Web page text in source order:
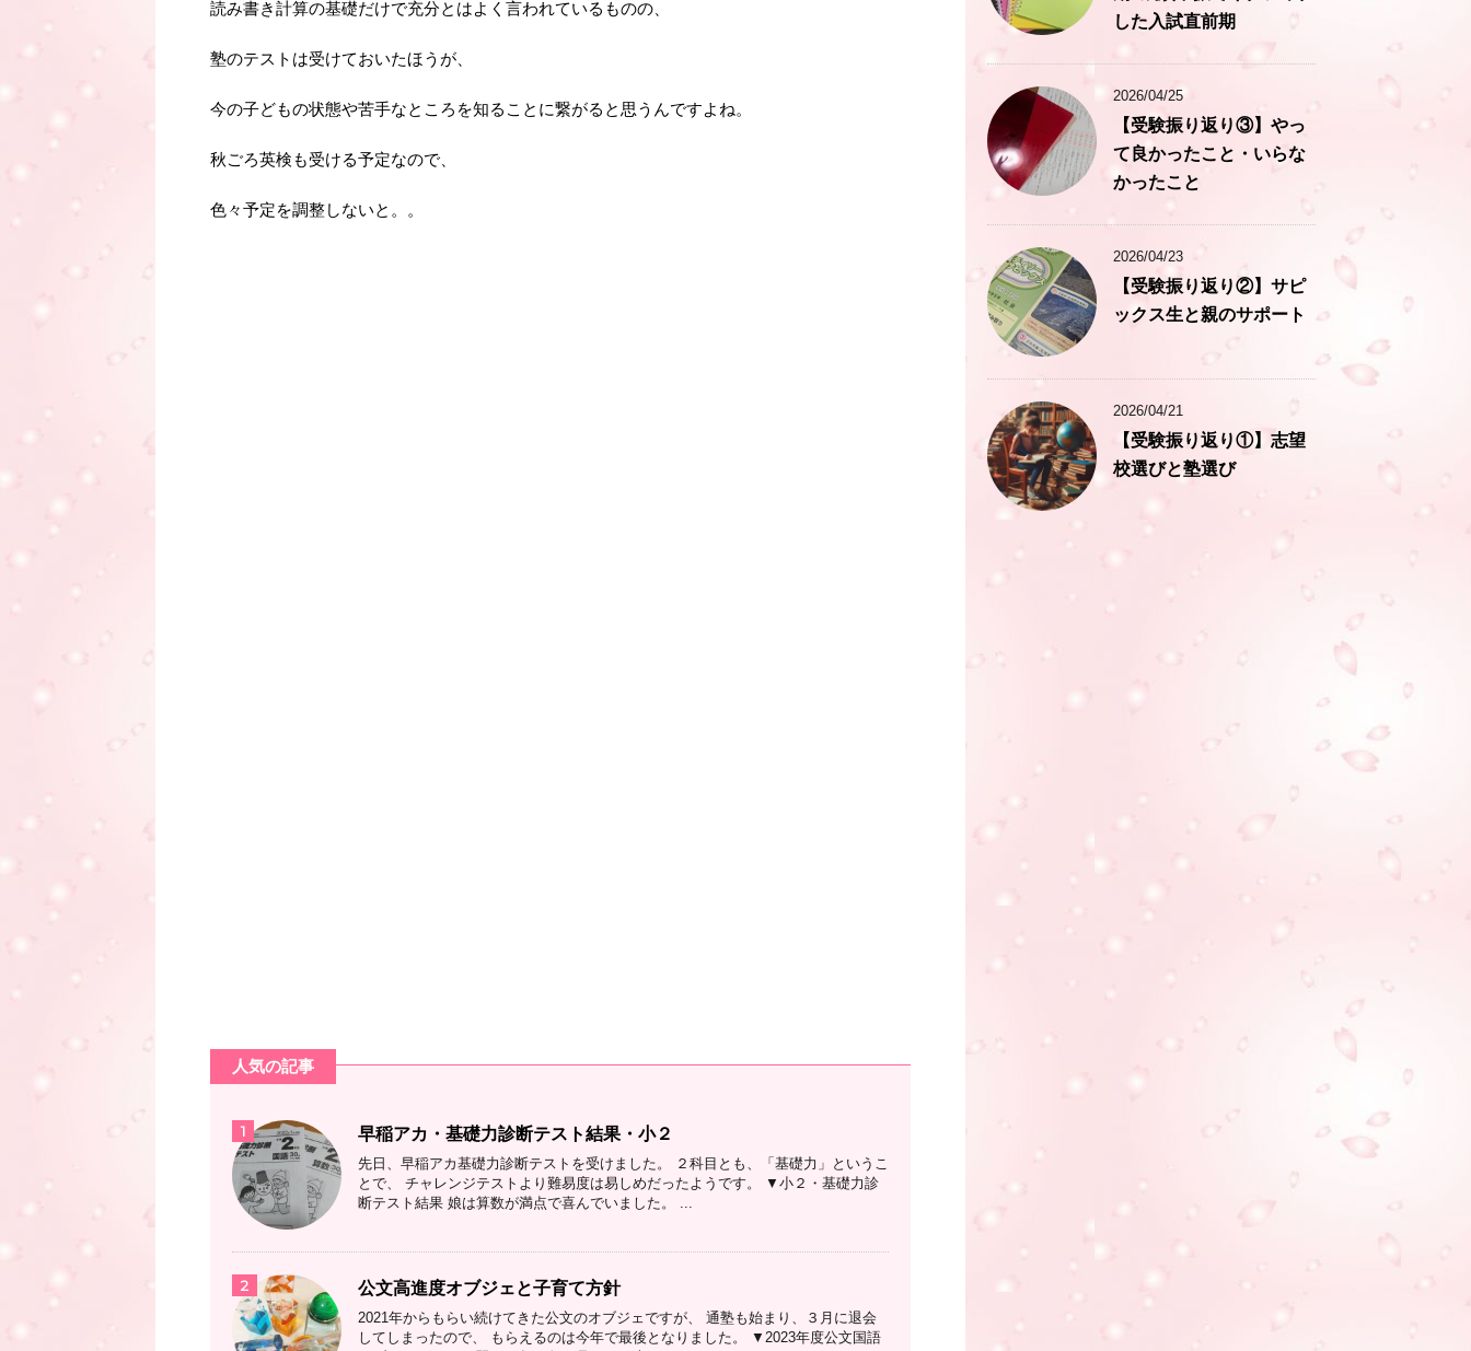
読み書き計算の基礎だけで充分とはよく言われているものの、
塾のテストは受けておいたほうが、
今の子どもの状態や苦手なところを知ることに繋がると思うんですよね。
秋ごろ英検も受ける予定なので、
色々予定を調整しないと。。
人気の記事
1 早稲アカ・基礎力診断テスト結果・小２
先日、早稲アカ基礎力診断テストを受けました。 ２科目とも、「基礎力」というこ
とで、 チャレンジテストより難易度は易しめだったようです。 ▼小２・基礎力診
断テスト結果 娘は算数が満点で喜んでいました。 ...
2 公文高進度オブジェと子育て方針
2021年からもらい続けてきた公文のオブジェですが、 通塾も始まり、３月に退会
してしまったので、 もらえるのは今年で最後となりました。 ▼2023年度公文国語
した入試直前期
2026/04/25
【受験振り返り③】やっ
て良かったこと・いらな
かったこと
2026/04/23
【受験振り返り②】サピ
ックス生と親のサポート
2026/04/21
【受験振り返り①】志望
校選びと塾選び